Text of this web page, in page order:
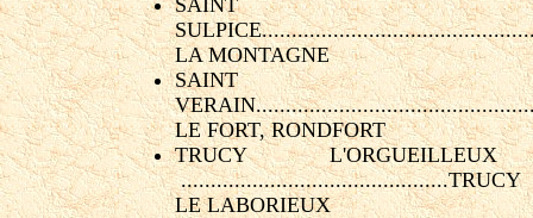
LA MONTAGNE
SAINT
LE FORT, RONDFORT
TRUCY L'ORGUEILLEUX
.............................................TRUCY
LE LABORIEUX